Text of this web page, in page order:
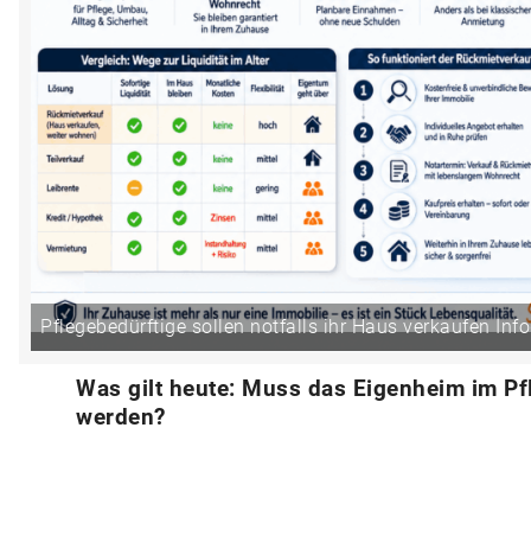
Pflegebedürftige sollen notfalls ihr Haus verkaufen
Was gilt heute: Muss das Eigenheim im
werden?